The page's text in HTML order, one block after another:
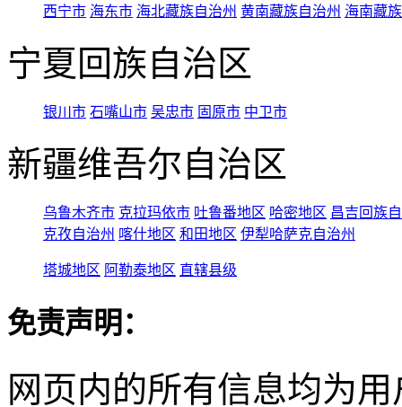
西宁市 海东市 海北藏族自治州 黄南藏族自治州 海南藏
宁夏回族自治区
银川市 石嘴山市 吴忠市 固原市 中卫市
新疆维吾尔自治区
乌鲁木齐市 克拉玛依市 吐鲁番地区 哈密地区 昌吉回族
克孜自治州 喀什地区 和田地区 伊犁哈萨克自治州
塔城地区 阿勒泰地区 直辖县级
免责声明：
网页内的所有信息均为